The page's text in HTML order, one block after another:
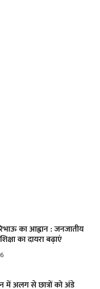
का आह्वान : जनजातीय
का दायरा बढ़ाएं
में अलग से छात्रों को अंडे